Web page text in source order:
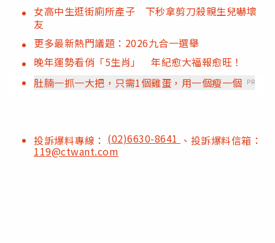
女高中生逛街廁所產子 下秒拿剪刀殺親生兒嚇壞
友
更多最新熱門議題：2026九合一選舉
晚年運勢看俏「5生肖」 年紀愈大福報愈旺！
肚腩一抓一大把，只需1個雞蛋，用一個瘦一個 PR
投訴爆料專線： (02)6630-8641 、投訴爆料信箱：
119@ctwant.com